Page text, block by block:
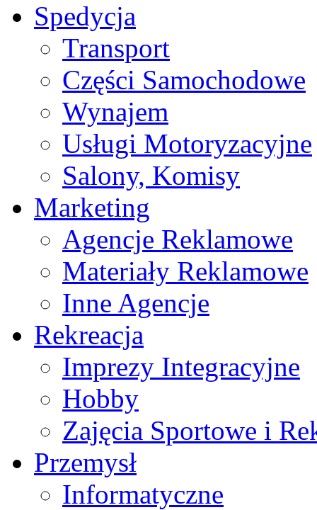
Spedycja
Transport
Części Samochodowe
Wynajem
Usługi Motoryzacyjne
Salony, Komisy
Marketing
Agencje Reklamowe
Materiały Reklamowe
Inne Agencje
Rekreacja
Imprezy Integracyjne
Hobby
Zajęcia Sportowe i
Przemysł
Informatyczne